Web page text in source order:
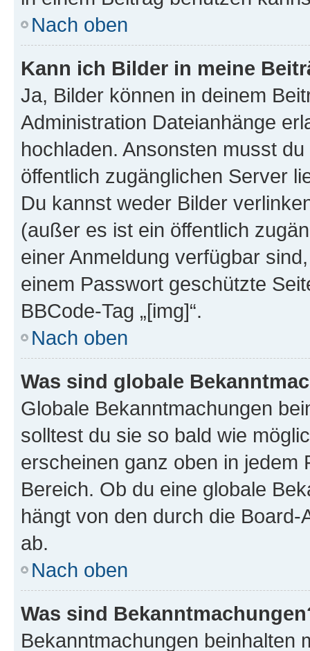
Nach oben
Kann ich Bilder in meine
Ja, Bilder können in deinem
Administration Dateianhänge
hochladen. Ansonsten musst
öffentlich zugänglichen Server
Du kannst weder Bilder
(außer es ist ein öffentlich
einer Anmeldung verfügbar
einem Passwort geschützte
BBCode-Tag „[img]“.
Nach oben
Was sind globale
Globale Bekanntmachungen
solltest du sie so bald wie
erscheinen ganz oben in jedem
Bereich. Ob du eine globale
hängt von den durch die
ab.
Nach oben
Was sind
Bekanntmachungen beinhalten